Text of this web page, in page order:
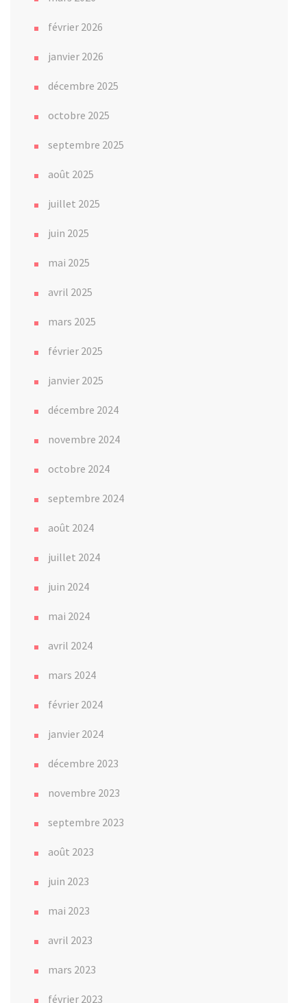
février 2026
janvier 2026
décembre 2025
octobre 2025
septembre 2025
août 2025
juillet 2025
juin 2025
mai 2025
avril 2025
mars 2025
février 2025
janvier 2025
décembre 2024
novembre 2024
octobre 2024
septembre 2024
août 2024
juillet 2024
juin 2024
mai 2024
avril 2024
mars 2024
février 2024
janvier 2024
décembre 2023
novembre 2023
septembre 2023
août 2023
juin 2023
mai 2023
avril 2023
mars 2023
février 2023